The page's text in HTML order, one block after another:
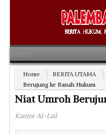
Home BERITA UTAMA
Berujung ke Ranah Hukum
Niat Umroh
Kantor Al-Lail